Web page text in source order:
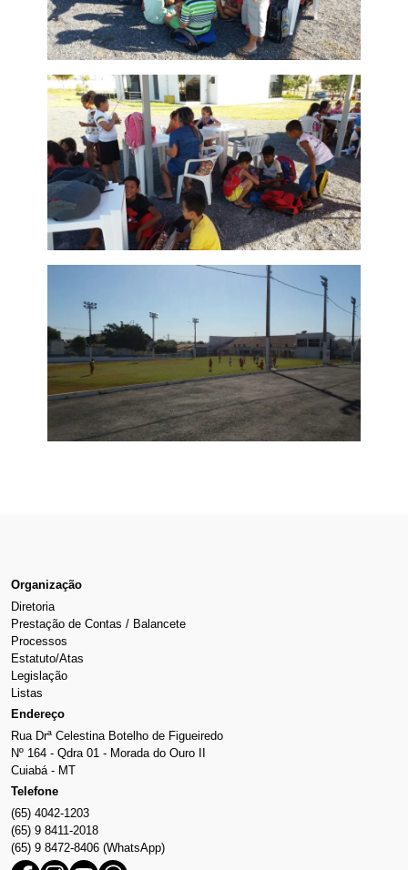
Organização
Diretoria
Prestação de Contas / Balancete
Processos
Estatuto/Atas
Legislação
Listas
Endereço
Rua Drª Celestina Botelho de Figueiredo
Nº 164 - Qdra 01 - Morada do Ouro II
Cuiabá - MT
Telefone
(65) 4042-1203
(65) 9 8411-2018
(65) 9 8472-8406 (WhatsApp)